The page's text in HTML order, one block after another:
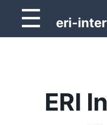
☰ eri-
ERI